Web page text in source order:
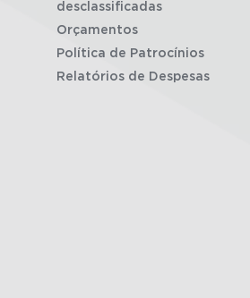
desclassificadas
Orçamentos
Política de Patrocínios
Relatórios de Despesas